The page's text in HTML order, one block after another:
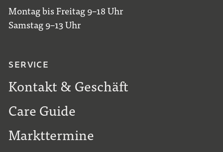
Montag bis Freitag 9–18 Uhr
Samstag 9–13 Uhr
SERVICE
Kontakt & Geschäft
Care Guide
Markttermine